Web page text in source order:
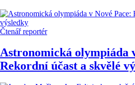
Čtenář reportér
Astronomická olympiáda
Rekordní účast a skvělé